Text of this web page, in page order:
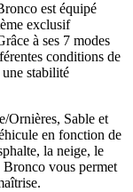
est équipé
exclusif
à ses 7 modes
conditions de
stabilité
Ornières, Sable et
en fonction de
la neige, le
Bronco vous permet